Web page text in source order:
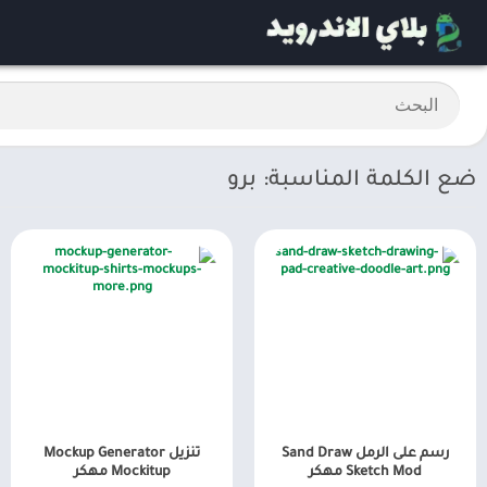
ضع الكلمة المناسبة: برو
رسم على الرمل Sand Draw
Sketch Mod مهكر
تنزيل Mockup Generator
Mockitup مهكر